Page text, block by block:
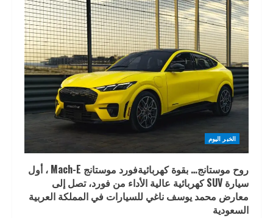
الخبر اليوم
روح موستانج… بقوة كهربائيةفورد موستانج Mach-E ، أول
سيارة SUV كهربائية عالية الأداء من فورد، تصل إلى
معارض محمد يوسف ناغي للسيارات في المملكة العربية
السعودية